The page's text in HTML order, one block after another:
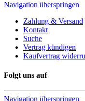
Navigation überspringen
Zahlung & Versand
Kontakt
Suche
Vertrag kündigen
Kaufvertrag
Folgt uns auf
Navigation überspringen